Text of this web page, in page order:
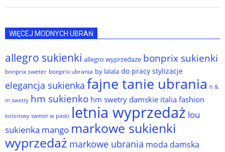
WIĘCEJ MODNYCH UBRAŃ
allegro sukienki allegro wyprzedaże bonprix sukienki
bonprix sweter bonprix ubrania by lalala do pracy stylizacje
elegancja sukienka fajne tanie ubrania h &
m swetry hm sukienko hm swetry damskie italia fashion
kolorowy sweter w paski letnia wyprzedaż lou
sukienka mango markowe sukienki
wyprzedaż markowe ubrania moda damska